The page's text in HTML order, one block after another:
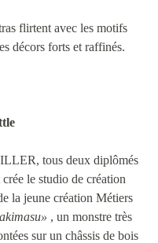
flirtent avec les motifs
décors forts et raffinés.
tous deux diplômés
le studio de création
la jeune création Métiers
, un monstre très
sur un châssis de bois